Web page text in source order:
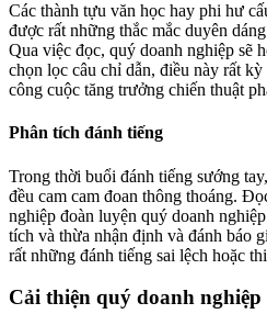
Các thành tựu văn học hay phi hư
được rất những thắc mắc duyên
Qua việc đọc, quý doanh nghiệp sẽ
chọn lọc câu chỉ dẫn, điều này rất
công cuộc tăng trưởng chiến thuật
Phân tích đánh tiếng
Trong thời buổi đánh tiếng sướng
đều cam cam đoan thông thoáng.
nghiệp đoàn luyện quý doanh
tích và thừa nhận định và đánh báo
rất những đánh tiếng sai lệch hoặc
Cải thiện quý doanh